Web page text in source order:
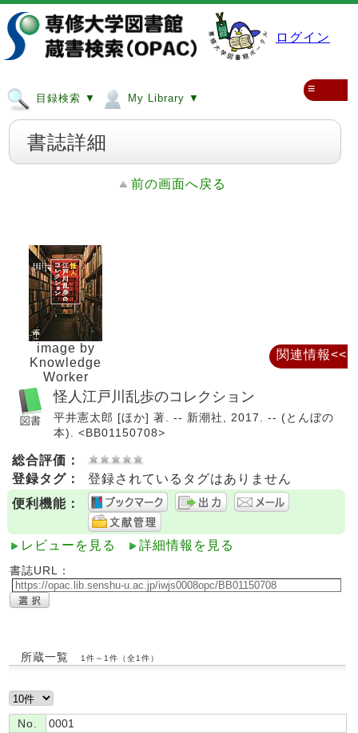
ログイン
目録検索 ▼ My Library ▼
≡
書誌詳細
前の画面へ戻る
image by
Knowledge
Worker
怪人江戸川乱歩のコレクション
平井憲太郎 [ほか] 著. -- 新潮社, 2017. -- (とんぼの
本). <BB01150708>
総合評価：
登録タグ：
登録されているタグはありません
便利機能：
レビューを見る 詳細情報を見る
書誌URL：
所蔵一覧 1件～1件（全1件）
No.
0001
関連情報<<